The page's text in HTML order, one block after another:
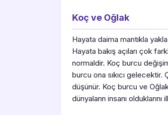
Koç ve Oğlak
Hayata daima mantıkla
Hayata bakış açıları çok
normaldir. Koç burcu
burcu ona sıkıcı gelecektir.
düşünür. Koç burcu ve
dünyaların insanı